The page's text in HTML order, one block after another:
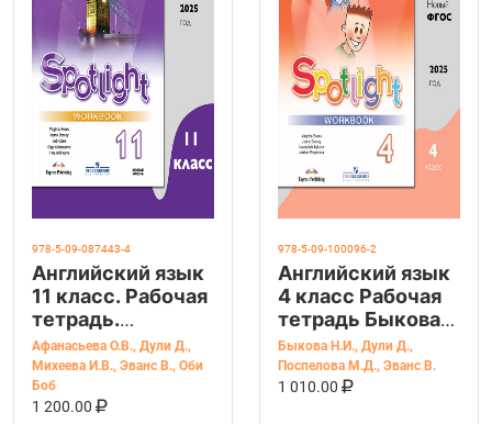
978-5-09-087443-4
Английский язык
11 класс. Рабочая
тетрадь.
Spotlight.
Workbook. УМК
"Английский в
фокусе"
Афанасьева О.В., Дули Д.,
Михеева И.В., Эванс В., Оби
Боб
1 200.00
В КОРЗИНУ
978-5-09-100096-2
Английский язык
4 класс Рабочая
тетрадь Быкова
Н.И., Дули Д.,
Поспелова М.Д.,
Эванс В.
Быкова Н.И., Дули Д.,
Поспелова М.Д., Эванс В.
1 010.00
В КОРЗИНУ